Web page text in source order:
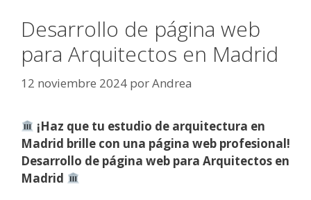
Desarrollo de página web
para Arquitectos en Madrid
12 noviembre 2024 porAndrea
¡Haz que tu estudio de arquitectura en
Madrid brille con una página web profesional!
Desarrollo de página web para Arquitectos en
Madrid